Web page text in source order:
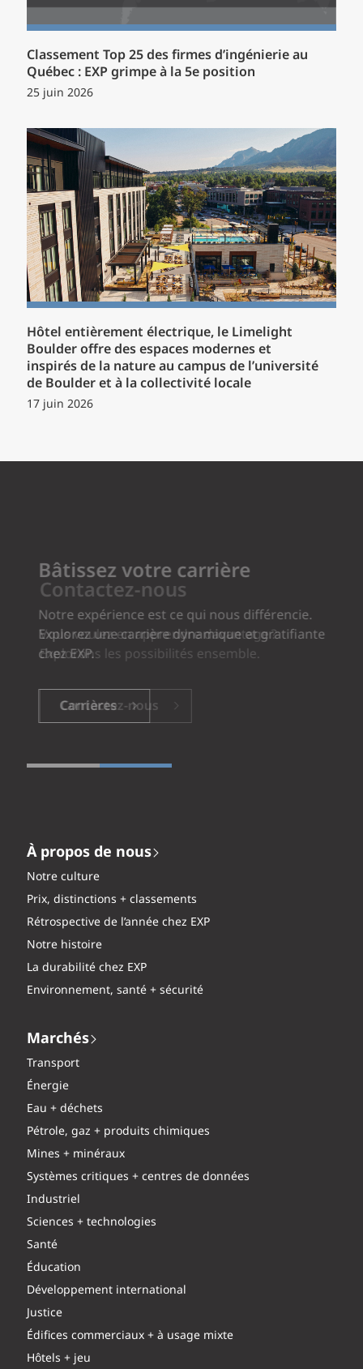
Classement Top 25 des firmes d’ingénierie au
Québec : EXP grimpe à la 5e position
25 juin 2026
Hôtel entièrement électrique, le Limelight
Boulder offre des espaces modernes et
inspirés de la nature au campus de l’université
de Boulder et à la collectivité locale
17 juin 2026
Bâtissez votre carrière
Notre expérience est ce qui nous différencie.
Explorez une carrière dynamique et gratifiante
chez EXP.
Carrières
À propos de nous
Notre culture
Prix, distinctions + classements
Rétrospective de l’année chez EXP
Notre histoire
La durabilité chez EXP
Environnement, santé + sécurité
Marchés
Transport
Énergie
Eau + déchets
Pétrole, gaz + produits chimiques
Mines + minéraux
Systèmes critiques + centres de données
Industriel
Sciences + technologies
Santé
Éducation
Développement international
Justice
Édifices commerciaux + à usage mixte
Hôtels + jeu